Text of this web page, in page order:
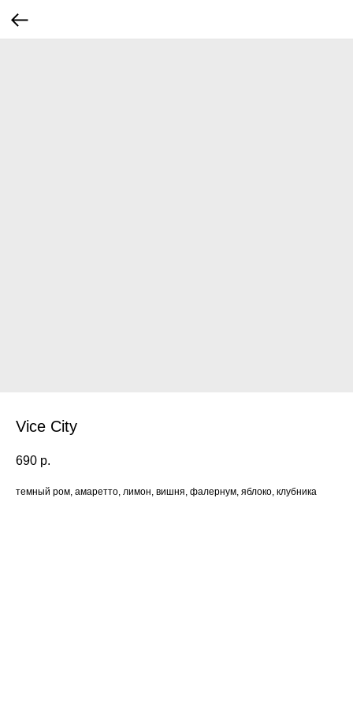
Vice City
690 р.
темный ром, амаретто, лимон, вишня, фалернум, яблоко, клубника